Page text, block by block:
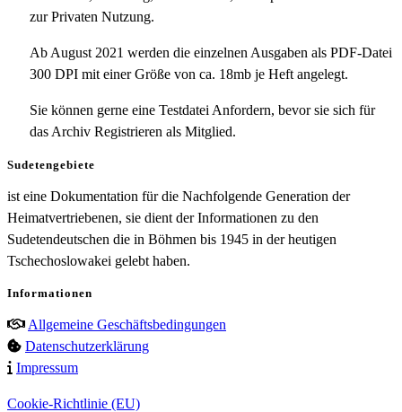
zur Privaten Nutzung.
Ab August 2021 werden die einzelnen Ausgaben als PDF-Datei
300 DPI mit einer Größe von ca. 18mb je Heft angelegt.
Sie können gerne eine Testdatei Anfordern, bevor sie sich für
das Archiv Registrieren als Mitglied.
Sudetengebiete
ist eine Dokumentation für die Nachfolgende Generation der
Heimatvertriebenen, sie dient der Informationen zu den
Sudetendeutschen die in Böhmen bis 1945 in der heutigen
Tschechoslowakei gelebt haben.
Informationen
Allgemeine Geschäftsbedingungen
Datenschutzerklärung
Impressum
Cookie-Richtlinie (EU)